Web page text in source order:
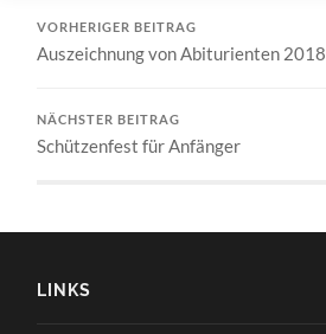
VORHERIGER BEITRAG
Auszeichnung von Abiturienten 2018
NÄCHSTER BEITRAG
Schützenfest für Anfänger
LINKS